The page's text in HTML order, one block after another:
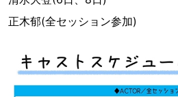
正木郁(全セッション参加)